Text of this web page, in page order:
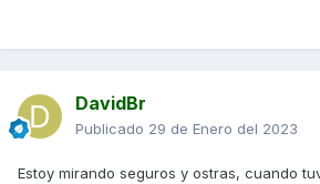
DavidBr
Publicado 29 de Enero del 2023
Estoy mirando seguros y ostras, cuando